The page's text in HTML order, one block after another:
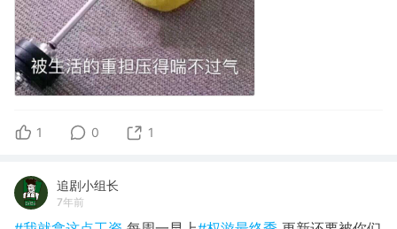
1 0 1
追剧小组长
7年前